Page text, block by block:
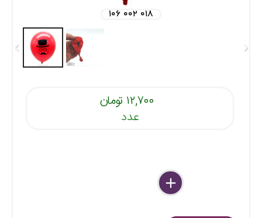
۱۰۶ ۰۰۲ ۰۱۸
۱۲,۷۰۰ تومان
عدد
delete
remove
add